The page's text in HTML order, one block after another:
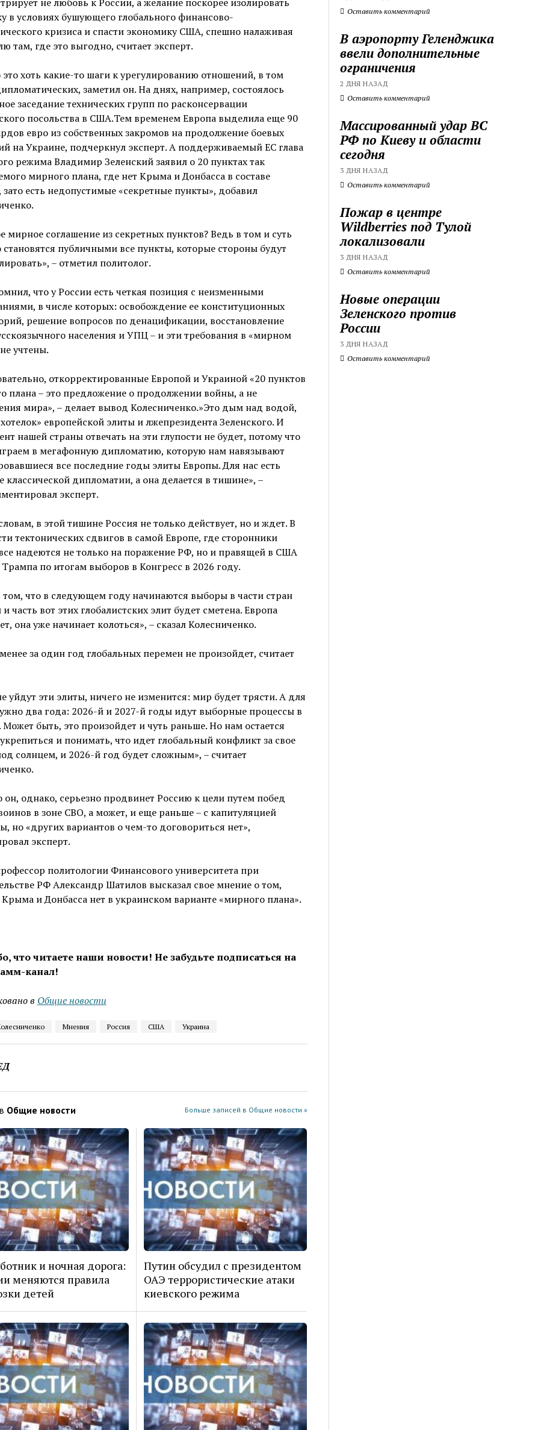
в условиях бушующего глобального финансово-
кризиса и спасти экономику США, спешно налаживая
там, где это выгодно, считает эксперт.
хоть какие-то шаги к урегулированию отношений, в том
заметил он. На днях, например, состоялось
заседание технических групп по расконсервации
посольства в США.Тем временем Европа выделила еще 90
евро из собственных закромов на продолжение боевых
на Украине, подчеркнул эксперт. А поддерживаемый ЕС глава
режима Владимир Зеленский заявил о 20 пунктах так
мирного плана, где нет Крыма и Донбасса в составе
зато есть недопустимые «секретные пункты», добавил
мирное соглашение из секретных пунктов? Ведь в том и суть
становятся публичными все пункты, которые стороны будут
– отметил политолог.
что у России есть четкая позиция с неизменными
в числе которых: освобождение ее конституционных
решение вопросов по денацификации, восстановление
населения и УПЦ – и эти требования в «мирном
учтены.
откорректированные Европой и Украиной «20 пунктов
плана – это предложение о продолжении войны, а не
мира», – делает вывод Колесниченко.»Это дым над водой,
европейской элиты и лжепрезидента Зеленского. И
нашей страны отвечать на эти глупости не будет, потому что
в мегафонную дипломатию, которую нам навязывают
все последние годы элиты Европы. Для нас есть
классической дипломатии, а она делается в тишине», –
эксперт.
в этой тишине Россия не только действует, но и ждет. В
тектонических сдвигов в самой Европе, где сторонники
надеются не только на поражение РФ, но и правящей в США
по итогам выборов в Конгресс в 2026 году.
том, что в следующем году начинаются выборы в части стран
часть вот этих глобалистских элит будет сметена. Европа
она уже начинает колоться», – сказал Колесниченко.
за один год глобальных перемен не произойдет, считает
уйдут эти элиты, ничего не изменится: мир будет трясти. А для
два года: 2026-й и 2027-й годы идут выборные процессы в
Может быть, это произойдет и чуть раньше. Но нам остается
и понимать, что идет глобальный конфликт за свое
солнцем, и 2026-й год будет сложным», – считает
однако, серьезно продвинет Россию к цели путем побед
в зоне СВО, а может, и еще раньше – с капитуляцией
но «других вариантов о чем-то договориться нет»,
эксперт.
политологии Финансового университета при
РФ Александр Шатилов высказал свое мнение о том,
и Донбасса нет в украинском варианте «мирного плана».
что читаете наши новости! Не забудьте подписаться на
канал!
в Общие новости
Мнения Россия США Украина
Общие новости Больше записей в Общие новости »
и ночная дорога:
меняются правила
детей
Путин обсудил с президентом
ОАЭ террористические атаки
киевского режима
Оставить комментарий
В аэропорту Геленджика
ввели дополнительные
ограничения
2 ДНЯ НАЗАД
Оставить комментарий
Массированный удар ВС
РФ по Киеву и области
сегодня
3 ДНЯ НАЗАД
Оставить комментарий
Пожар в центре
Wildberries под Тулой
локализовали
3 ДНЯ НАЗАД
Оставить комментарий
Новые операции
Зеленского против
России
3 ДНЯ НАЗАД
Оставить комментарий